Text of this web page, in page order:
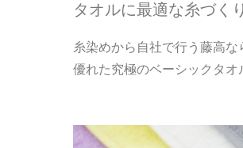
タオルに最適な糸づく
糸染めから自社で行う藤高
優れた究極のベーシックタオ